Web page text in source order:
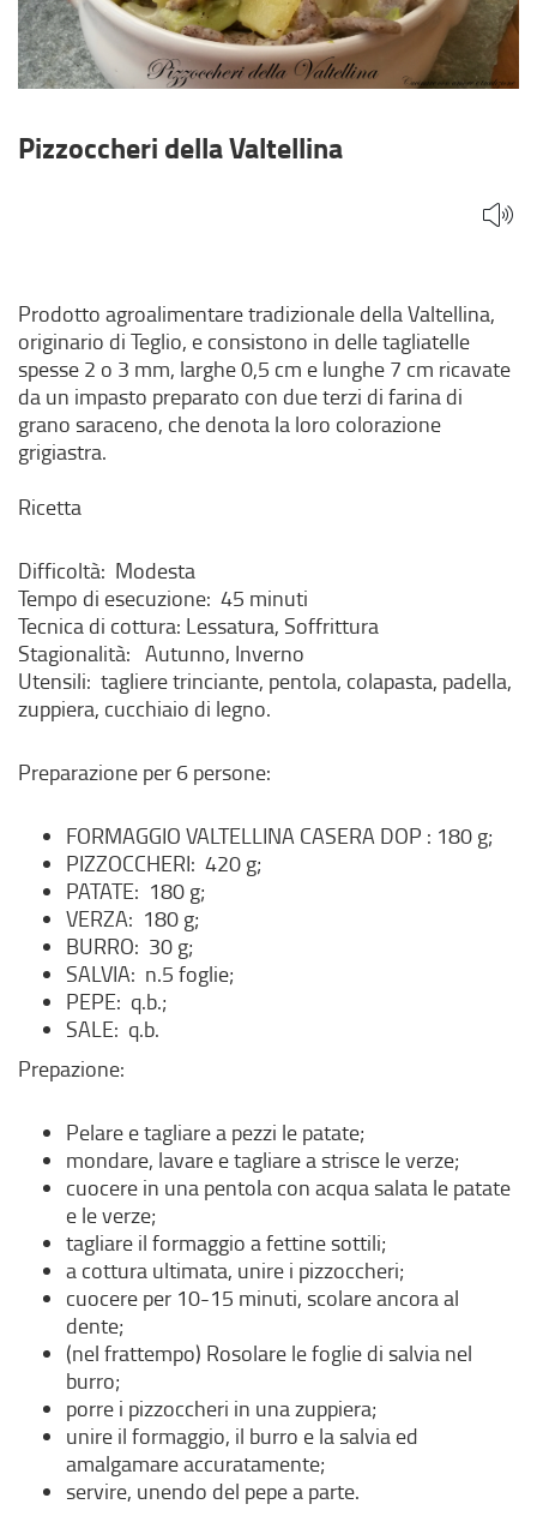
Pizzoccheri della Valtellina
Prodotto agroalimentare tradizionale della Valtellina,
originario di Teglio, e consistono in delle tagliatelle
spesse 2 o 3 mm, larghe 0,5 cm e lunghe 7 cm ricavate
da un impasto preparato con due terzi di farina di
grano saraceno, che denota la loro colorazione
grigiastra.
Ricetta
Difficoltà: Modesta
Tempo di esecuzione: 45 minuti
Tecnica di cottura: Lessatura, Soffrittura
Stagionalità: Autunno, Inverno
Utensili: tagliere trinciante, pentola, colapasta, padella,
zuppiera, cucchiaio di legno.
Preparazione per 6 persone:
FORMAGGIO VALTELLINA CASERA DOP : 180 g;
PIZZOCCHERI: 420 g;
PATATE: 180 g;
VERZA: 180 g;
BURRO: 30 g;
SALVIA: n.5 foglie;
PEPE: q.b.;
SALE: q.b.
Prepazione:
Pelare e tagliare a pezzi le patate;
mondare, lavare e tagliare a strisce le verze;
cuocere in una pentola con acqua salata le patate
e le verze;
tagliare il formaggio a fettine sottili;
a cottura ultimata, unire i pizzoccheri;
cuocere per 10-15 minuti, scolare ancora al
dente;
(nel frattempo) Rosolare le foglie di salvia nel
burro;
porre i pizzoccheri in una zuppiera;
unire il formaggio, il burro e la salvia ed
amalgamare accuratamente;
servire, unendo del pepe a parte.